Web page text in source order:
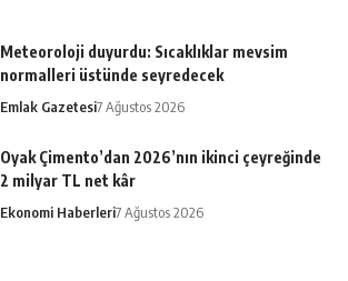
Meteoroloji duyurdu: Sıcaklıklar mevsim
normalleri üstünde seyredecek
Emlak Gazetesi7 Ağustos 2026
Oyak Çimento’dan 2026’nın ikinci çeyreğinde
2 milyar TL net kâr
Ekonomi Haberleri7 Ağustos 2026